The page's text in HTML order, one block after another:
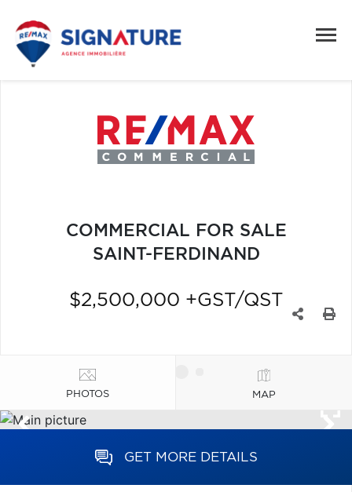
COMMERCIAL FOR SALE
SAINT-FERDINAND
$2,500,000 +GST/QST
PHOTOS MAP
GET MORE DETAILS